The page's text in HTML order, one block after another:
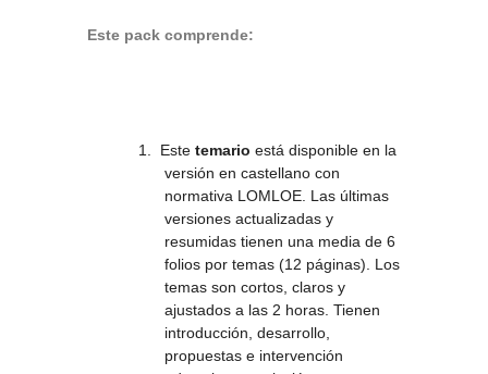
Este pack comprende:
1. Estetemario está disponible en la
versión en castellano con
normativa LOMLOE. Las últimas
versiones actualizadas y
resumidas tienen una media de 6
folios por temas (12 páginas). Los
temas son cortos, claros y
ajustados a las 2 horas. Tienen
introducción, desarrollo,
propuestas e intervención